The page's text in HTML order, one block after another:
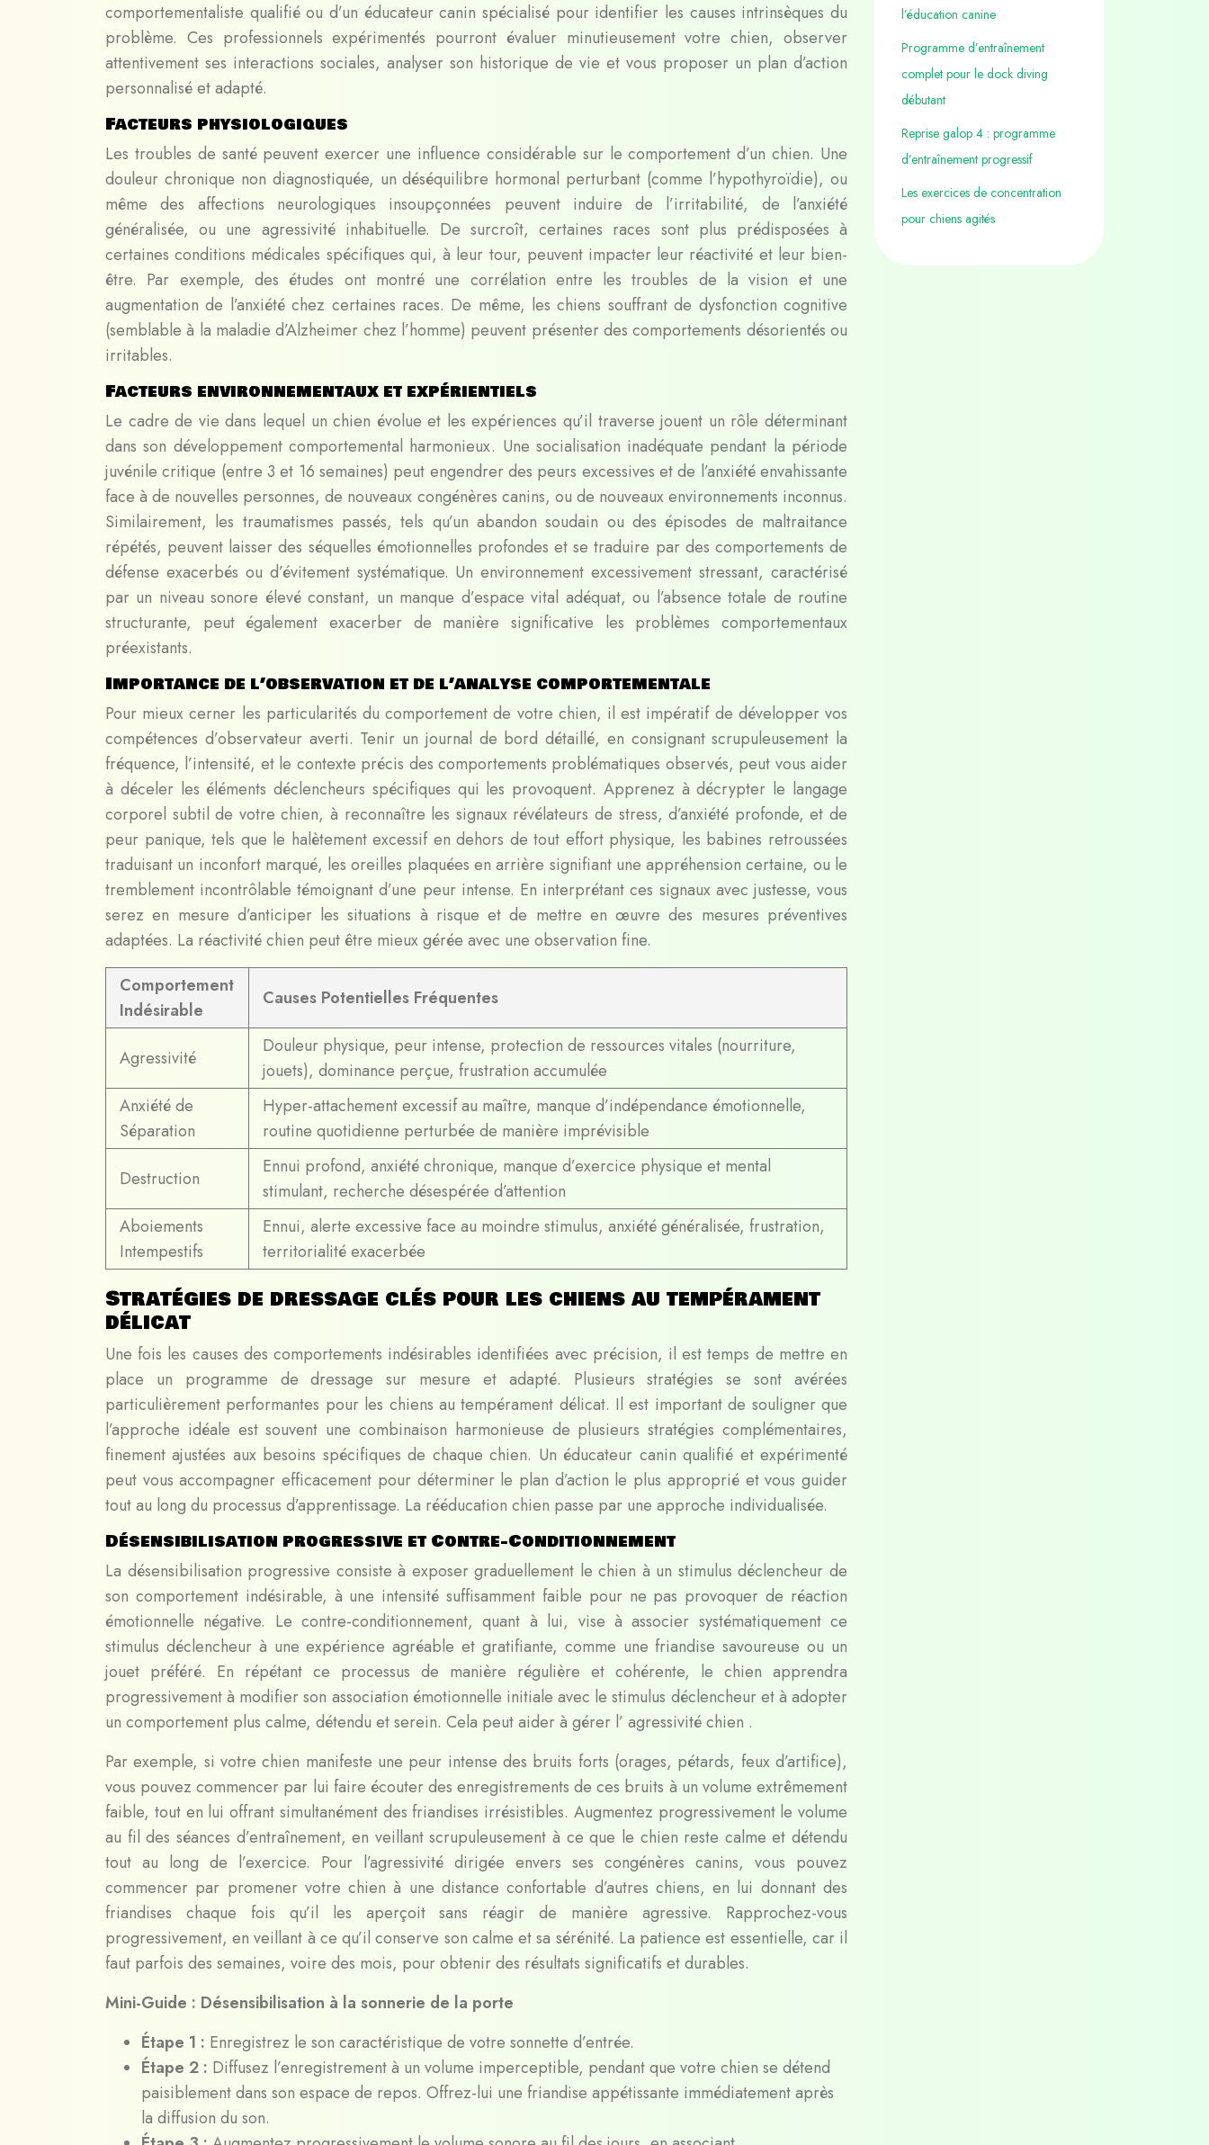
comportementaliste qualifié ou d’un éducateur canin spécialisé pour identifier les causes intrinsèques du
problème. Ces professionnels expérimentés pourront évaluer minutieusement votre chien, observer
attentivement ses interactions sociales, analyser son historique de vie et vous proposer un plan d’action
personnalisé et adapté.
Facteurs physiologiques
Les troubles de santé peuvent exercer une influence considérable sur le comportement d’un chien. Une
douleur chronique non diagnostiquée, un déséquilibre hormonal perturbant (comme l’hypothyroïdie), ou
même des affections neurologiques insoupçonnées peuvent induire de l’irritabilité, de l’anxiété
généralisée, ou une agressivité inhabituelle. De surcroît, certaines races sont plus prédisposées à
certaines conditions médicales spécifiques qui, à leur tour, peuvent impacter leur réactivité et leur bien-
être. Par exemple, des études ont montré une corrélation entre les troubles de la vision et une
augmentation de l’anxiété chez certaines races. De même, les chiens souffrant de dysfonction cognitive
(semblable à la maladie d’Alzheimer chez l’homme) peuvent présenter des comportements désorientés ou
irritables.
Facteurs environnementaux et expérientiels
Le cadre de vie dans lequel un chien évolue et les expériences qu’il traverse jouent un rôle déterminant
dans son développement comportemental harmonieux. Une socialisation inadéquate pendant la période
juvénile critique (entre 3 et 16 semaines) peut engendrer des peurs excessives et de l’anxiété envahissante
face à de nouvelles personnes, de nouveaux congénères canins, ou de nouveaux environnements inconnus.
Similairement, les traumatismes passés, tels qu’un abandon soudain ou des épisodes de maltraitance
répétés, peuvent laisser des séquelles émotionnelles profondes et se traduire par des comportements de
défense exacerbés ou d’évitement systématique. Un environnement excessivement stressant, caractérisé
par un niveau sonore élevé constant, un manque d’espace vital adéquat, ou l’absence totale de routine
structurante, peut également exacerber de manière significative les problèmes comportementaux
préexistants.
Importance de l’observation et de l’analyse comportementale
Pour mieux cerner les particularités du comportement de votre chien, il est impératif de développer vos
compétences d’observateur averti. Tenir un journal de bord détaillé, en consignant scrupuleusement la
fréquence, l’intensité, et le contexte précis des comportements problématiques observés, peut vous aider
à déceler les éléments déclencheurs spécifiques qui les provoquent. Apprenez à décrypter le langage
corporel subtil de votre chien, à reconnaître les signaux révélateurs de stress, d’anxiété profonde, et de
peur panique, tels que le halètement excessif en dehors de tout effort physique, les babines retroussées
traduisant un inconfort marqué, les oreilles plaquées en arrière signifiant une appréhension certaine, ou le
tremblement incontrôlable témoignant d’une peur intense. En interprétant ces signaux avec justesse, vous
serez en mesure d’anticiper les situations à risque et de mettre en œuvre des mesures préventives
adaptées. La réactivité chien peut être mieux gérée avec une observation fine.
Comportement
Indésirable
Causes Potentielles Fréquentes
Agressivité
Douleur physique, peur intense, protection de ressources vitales (nourriture,
jouets), dominance perçue, frustration accumulée
Anxiété de
Séparation
Hyper-attachement excessif au maître, manque d’indépendance émotionnelle,
routine quotidienne perturbée de manière imprévisible
Destruction
Ennui profond, anxiété chronique, manque d’exercice physique et mental
stimulant, recherche désespérée d’attention
Aboiements
Intempestifs
Ennui, alerte excessive face au moindre stimulus, anxiété généralisée, frustration,
territorialité exacerbée
Stratégies de dressage clés pour les chiens au tempérament
délicat
Une fois les causes des comportements indésirables identifiées avec précision, il est temps de mettre en
place un programme de dressage sur mesure et adapté. Plusieurs stratégies se sont avérées
particulièrement performantes pour les chiens au tempérament délicat. Il est important de souligner que
l’approche idéale est souvent une combinaison harmonieuse de plusieurs stratégies complémentaires,
finement ajustées aux besoins spécifiques de chaque chien. Un éducateur canin qualifié et expérimenté
peut vous accompagner efficacement pour déterminer le plan d’action le plus approprié et vous guider
tout au long du processus d’apprentissage. La rééducation chien passe par une approche individualisée.
Désensibilisation progressive et Contre-Conditionnement
La désensibilisation progressive consiste à exposer graduellement le chien à un stimulus déclencheur de
son comportement indésirable, à une intensité suffisamment faible pour ne pas provoquer de réaction
émotionnelle négative. Le contre-conditionnement, quant à lui, vise à associer systématiquement ce
stimulus déclencheur à une expérience agréable et gratifiante, comme une friandise savoureuse ou un
jouet préféré. En répétant ce processus de manière régulière et cohérente, le chien apprendra
progressivement à modifier son association émotionnelle initiale avec le stimulus déclencheur et à adopter
un comportement plus calme, détendu et serein. Cela peut aider à gérer l’ agressivité chien .
Par exemple, si votre chien manifeste une peur intense des bruits forts (orages, pétards, feux d’artifice),
vous pouvez commencer par lui faire écouter des enregistrements de ces bruits à un volume extrêmement
faible, tout en lui offrant simultanément des friandises irrésistibles. Augmentez progressivement le volume
au fil des séances d’entraînement, en veillant scrupuleusement à ce que le chien reste calme et détendu
tout au long de l’exercice. Pour l’agressivité dirigée envers ses congénères canins, vous pouvez
commencer par promener votre chien à une distance confortable d’autres chiens, en lui donnant des
friandises chaque fois qu’il les aperçoit sans réagir de manière agressive. Rapprochez-vous
progressivement, en veillant à ce qu’il conserve son calme et sa sérénité. La patience est essentielle, car il
faut parfois des semaines, voire des mois, pour obtenir des résultats significatifs et durables.
Mini-Guide : Désensibilisation à la sonnerie de la porte
Étape 1 : Enregistrez le son caractéristique de votre sonnette d’entrée.
Étape 2 : Diffusez l’enregistrement à un volume imperceptible, pendant que votre chien se détend
paisiblement dans son espace de repos. Offrez-lui une friandise appétissante immédiatement après
la diffusion du son.
l’éducation canine
Programme d’entraînement
complet pour le dock diving
débutant
Reprise galop 4 : programme
d’entraînement progressif
Les exercices de concentration
pour chiens agités